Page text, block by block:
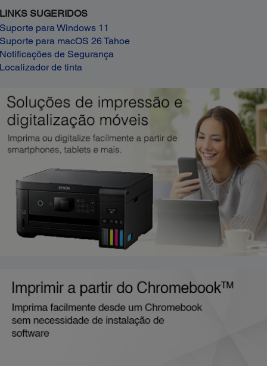
LINKS SUGERIDOS
Suporte para Windows 11
Suporte para macOS 26 Tahoe
Notificações de Segurança
Localizador de tinta